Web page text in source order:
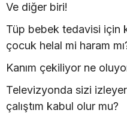
Ve diğer biri!
Tüp bebek tedavisi için
çocuk helal mi haram
Kanım çekiliyor ne
Televizyonda sizi
çalıştım kabul olur mu?